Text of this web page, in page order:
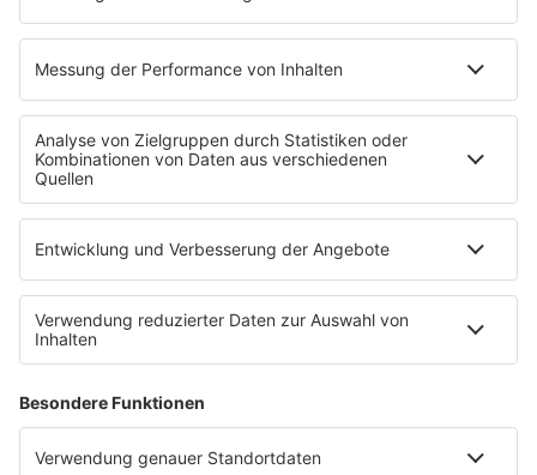
MEIN R.SH
Empfang
R.SH-Shop
Werbung buchen
Häufige Fragen
INFORMATION
Datenschutz
Datenschutzeinstellungen
Clubbedingungen